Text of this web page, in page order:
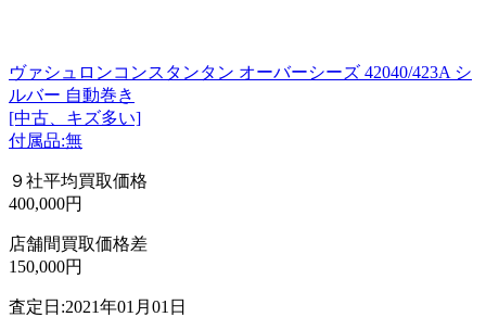
ヴァシュロンコンスタンタン オーバーシーズ 42040/423A シ
ルバー 自動巻き
[中古、キズ多い]
付属品:無
９社平均買取価格
400,000円
店舗間買取価格差
150,000円
査定日:2021年01月01日